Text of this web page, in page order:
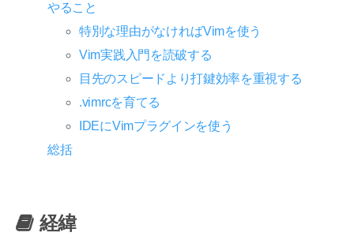
やること
特別な理由がなければVimを使う
Vim実践入門を読破する
目先のスピードより打鍵効率を重視する
.vimrcを育てる
IDEにVimプラグインを使う
総括
経緯